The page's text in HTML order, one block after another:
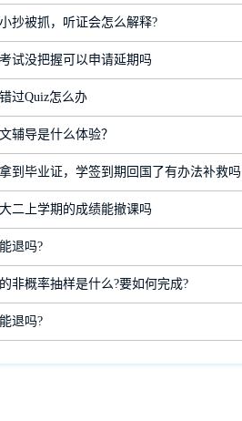
抄被抓，听证会怎么解释?
试没把握可以申请延期吗
过Quiz怎么办
辅导是什么体验？
到毕业证，学签到期回国了有办法补救吗
二上学期的成绩能撤课吗
退吗?
非概率抽样是什么?要如何完成?
退吗?